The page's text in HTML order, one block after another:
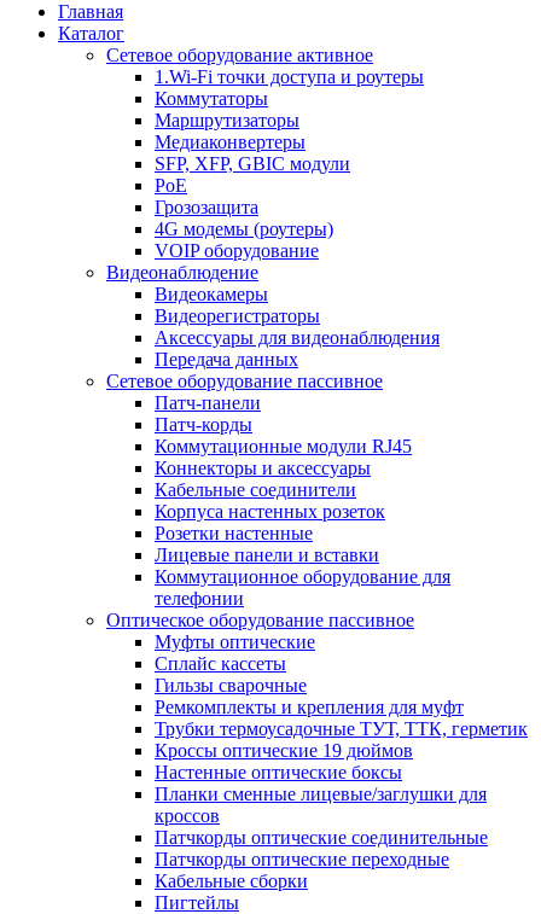
Главная
Каталог
Сетевое оборудование активное
1.Wi-Fi точки доступа и роутеры
Коммутаторы
Маршрутизаторы
Медиаконвертеры
SFP, XFP, GBIC модули
PoE
Грозозащита
4G модемы (роутеры)
VOIP оборудование
Видеонаблюдение
Видеокамеры
Видеорегистраторы
Аксессуары для видеонаблюдения
Передача данных
Сетевое оборудование пассивное
Патч-панели
Патч-корды
Коммутационные модули RJ45
Коннекторы и аксессуары
Кабельные соединители
Корпуса настенных розеток
Розетки настенные
Лицевые панели и вставки
Коммутационное оборудование для
телефонии
Оптическое оборудование пассивное
Муфты оптические
Сплайс кассеты
Гильзы сварочные
Ремкомплекты и крепления для муфт
Трубки термоусадочные ТУТ, ТТК, герметик
Кроссы оптические 19 дюймов
Настенные оптические боксы
Планки сменные лицевые/заглушки для
кроссов
Патчкорды оптические соединительные
Патчкорды оптические переходные
Кабельные сборки
Пигтейлы